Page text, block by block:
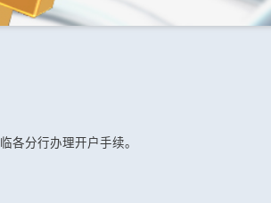
各分行办理开户手续。